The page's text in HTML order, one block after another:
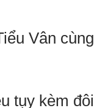
Vân
tụy kèm